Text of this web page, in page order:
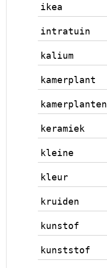
ikea
intratuin
kalium
kamerplant
kamerplanten
keramiek
kleine
kleur
kruiden
kunstof
kunststof